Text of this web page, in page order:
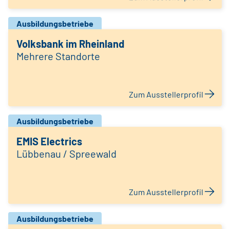
Ausbildungsbetriebe
Volksbank im Rheinland
Mehrere Standorte
Zum Ausstellerprofil
Ausbildungsbetriebe
EMIS Electrics
Lübbenau / Spreewald
Zum Ausstellerprofil
Ausbildungsbetriebe